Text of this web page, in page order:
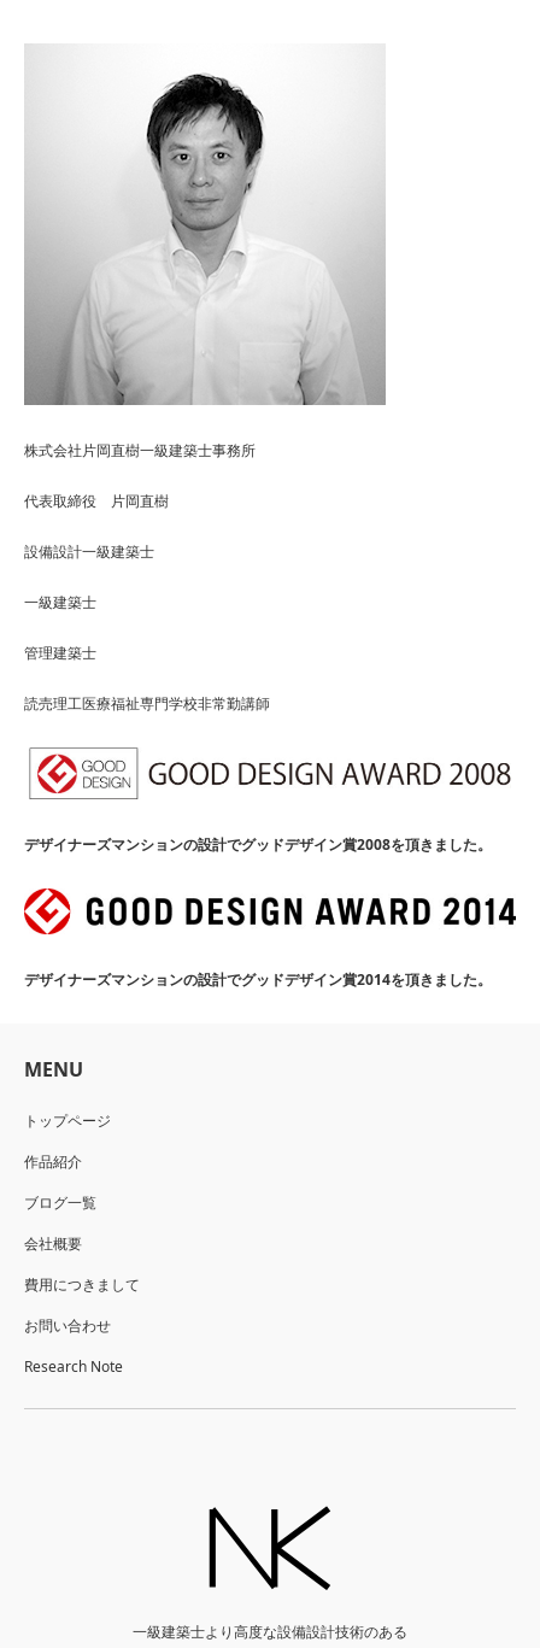
株式会社片岡直樹一級建築士事務所
代表取締役 片岡直樹
設備設計一級建築士
一級建築士
管理建築士
読売理工医療福祉専門学校非常勤講師
デザイナーズマンションの設計でグッドデザイン賞2008を頂きました。
デザイナーズマンションの設計でグッドデザイン賞2014を頂きました。
MENU
トップページ
作品紹介
ブログ一覧
会社概要
費用につきまして
お問い合わせ
Research Note
一級建築士より高度な設備設計技術のある